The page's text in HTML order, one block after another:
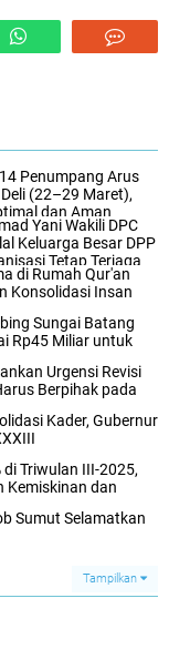
Penumpang Arus
(22–29 Maret),
dan Aman
Yani Wakili DPC
Keluarga Besar DPP
Tetap Terjaga
di Rumah Qur'an
Konsolidasi Insan
Sungai Batang
Rp45 Miliar untuk
Urgensi Revisi
Berpihak pada
Kader, Gubernur
di Triwulan III-2025,
Kemiskinan dan
Sumut Selamatkan
Tampilkan